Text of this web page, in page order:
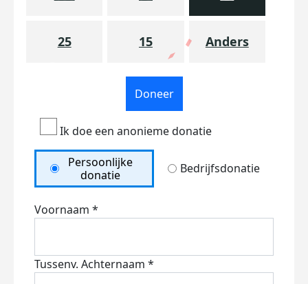
25 15 Anders
Doneer
Ik doe een anonieme donatie
Persoonlijke
donatie
Bedrijfsdonatie
Voornaam *
Tussenv. Achternaam *